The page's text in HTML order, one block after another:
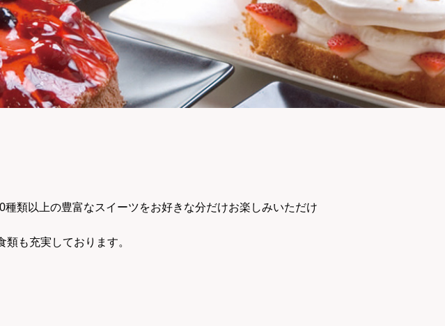
種類以上の豊富なスイーツをお好きな分だけお楽しみいただけ
も充実しております。